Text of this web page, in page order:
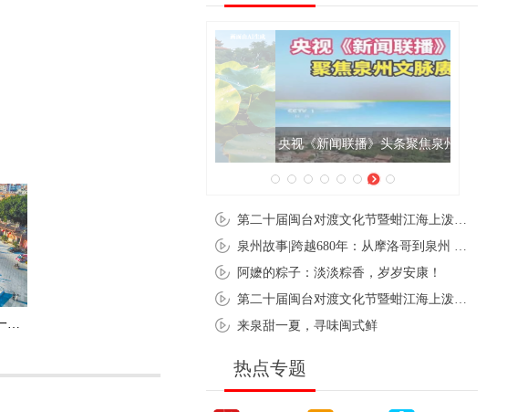
央视《新闻联播》头条聚焦泉州文脉赓续
阿嬷的粽子：淡淡粽香，岁岁安康！
来泉甜一夏，寻味闽式鲜
热点专题